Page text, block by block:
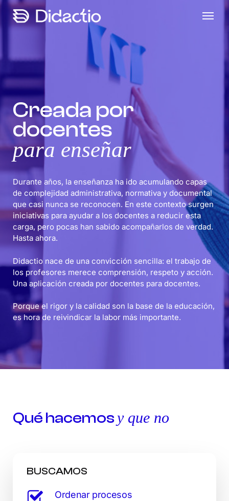
Skip
main
Menu
Creada por
docentes
para enseñar
Durante años, la enseñanza ha ido acumulando capas
de complejidad administrativa, normativa y documental
que casi nunca se reconocen. En este contexto surgen
iniciativas para ayudar a los docentes a reducir esta
carga, pero pocas han sabido acompañarlos de verdad.
Hasta ahora.
Didactio nace de una convicción sencilla: el trabajo de
los profesores merece comprensión, respeto y acción.
Una aplicación creada por docentes para docentes.
Porque el rigor y la calidad son la base de la educación,
es hora de reivindicar la labor más importante.
Qué hacemosy que no
BUSCAMOS
Ordenar procesos